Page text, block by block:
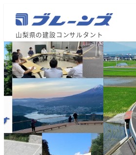
山梨県の建設コンサルタント